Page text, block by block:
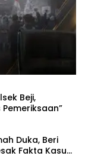
Beji,
Duka, Beri
Fakta Kasus